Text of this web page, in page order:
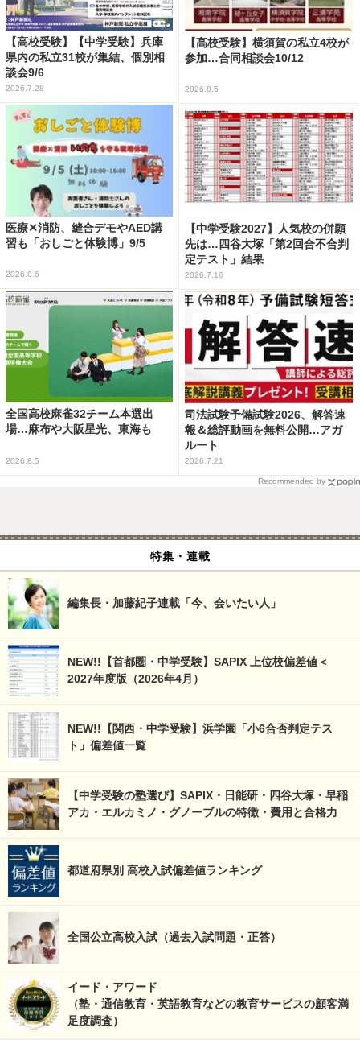
【高校受験】【中学受験】兵庫
県内の私立31校が集結、個別相
談会9/6
2026.7.28
【高校受験】横須賀の私立4校が
参加…合同相談会10/12
2026.8.5
医療✕消防、縫合デモやAED講
習も「おしごと体験博」9/5
2026.8.6
【中学受験2027】人気校の併願
先は…四谷大塚「第2回合不合判
定テスト」結果
2026.7.16
全国高校麻雀32チーム本選出
場…麻布や大阪星光、東海も
2026.8.5
司法試験予備試験2026、解答速
報＆総評動画を無料公開…アガ
ルート
2026.7.21
Recommended by
特集・連載
編集長・加藤紀子連載「今、会いたい人」
NEW!!【首都圏・中学受験】SAPIX 上位校偏差値＜
2027年度版（2026年4月）
NEW!!【関西・中学受験】浜学園「小6合否判定テス
ト」偏差値一覧
【中学受験の塾選び】SAPIX・日能研・四谷大塚・早稲
アカ・エルカミノ・グノーブルの特徴・費用と合格力
都道府県別 高校入試偏差値ランキング
全国公立高校入試（過去入試問題・正答）
イード・アワード
（塾・通信教育・英語教育などの教育サービスの顧客満
足度調査）